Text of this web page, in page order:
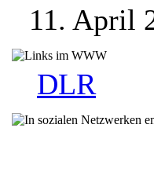
11. April
DLR